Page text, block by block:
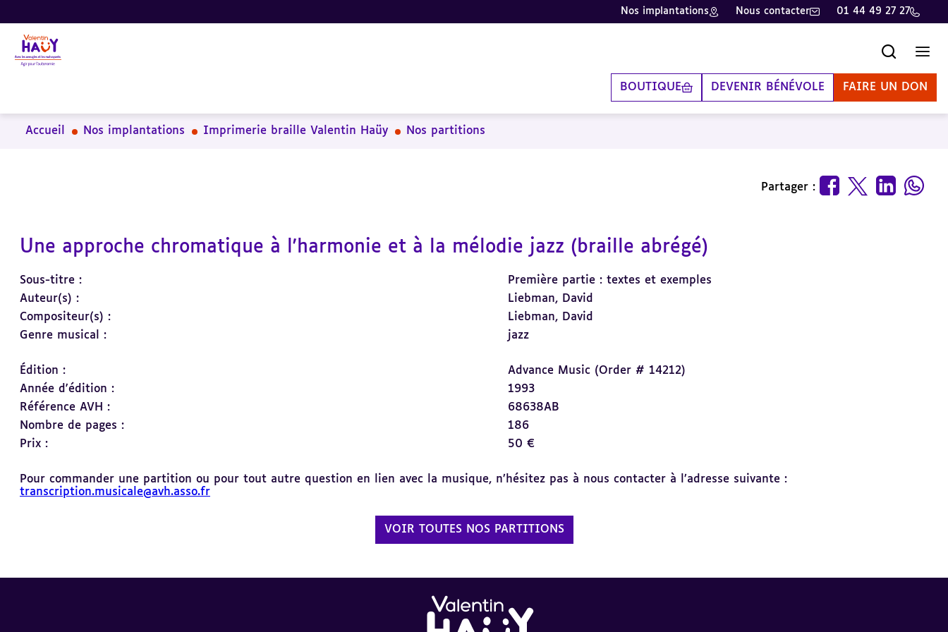
Aller
au
contenu
principal
Aller
au
pied
de
Aller
à
la
recherche
Nos implantations Nous contacter 01 44 49 27 27
BOUTIQUE DEVENIR BÉNÉVOLE FAIRE UN DON
Accueil Nos implantations Imprimerie braille Valentin Haüy Nos partitions
Partager :
Une approche chromatique à l'harmonie et à la mélodie jazz (braille abrégé)
Sous-titre :
Première partie : textes et exemples
Auteur(s) :
Liebman, David
Compositeur(s) :
Liebman, David
Genre musical :
jazz
Édition :
Advance Music (Order # 14212)
Année d'édition :
1993
Référence AVH :
68638AB
Nombre de pages :
186
Prix :
50 €
Pour commander une partition ou pour tout autre question en lien avec la musique, n’hésitez pas à nous contacter à l’adresse suivante :
transcription.musicale@avh.asso.fr
VOIR TOUTES NOS PARTITIONS